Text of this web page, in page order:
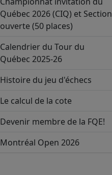
Québec 2026 (CIQ) et Section
ouverte (50 places)
Calendrier du Tour du
Québec 2025-26
Histoire du jeu d'échecs
Le calcul de la cote
Devenir membre de la FQE!
Montréal Open 2026